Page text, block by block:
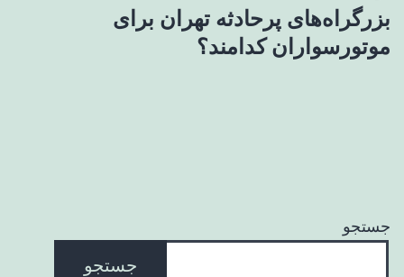
بزرگراه‌های پرحادثه تهران برای
موتورسواران کدامند؟
جستجو
جستجو